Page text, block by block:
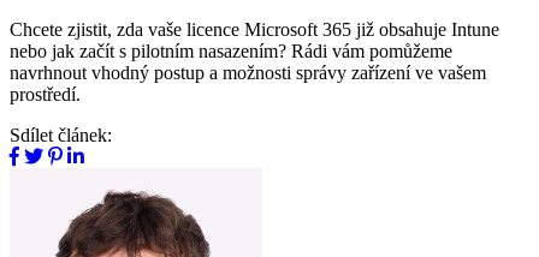
Chcete zjistit, zda vaše licence Microsoft 365 již obsahuje Intune
nebo jak začít s pilotním nasazením? Rádi vám pomůžeme
navrhnout vhodný postup a možnosti správy zařízení ve vašem
prostředí.
Sdílet článek: